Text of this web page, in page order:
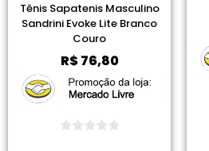
Tênis Sapatenis Masculino
Sandrini Evoke Lite Branco
Couro
R$76,80